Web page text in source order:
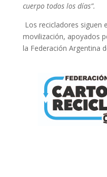
cuerpo todos los días”.
Los recicladores siguen
movilización, apoyados
la Federación Argentina